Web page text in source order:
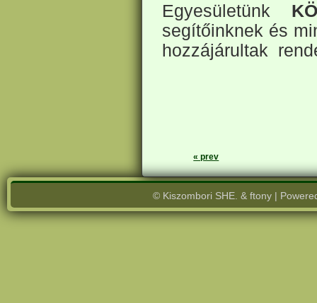
Egyesületünk
segítőinknek és
hozzájárultak
« prev
© Kiszombori SHE. & ftony |